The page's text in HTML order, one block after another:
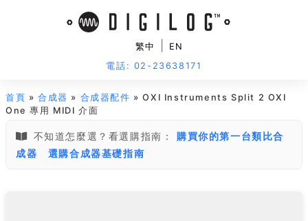
繁中
EN
電話: 02-23638171
首頁 »合成器 » 合成器配件 » OXI Instruments Split 2 OXI
One 專用 MIDI 介面
不知道怎麼選？看選購指南：
購買你的第一台類比合
成器
選購合成器基礎指南